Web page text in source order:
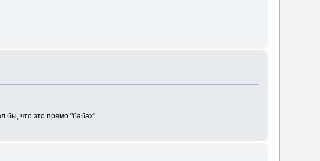
бы, что это прямо "бабах"